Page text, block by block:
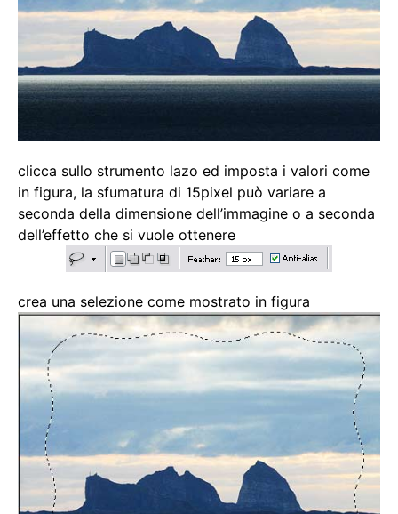
clicca sullo strumento lazo ed imposta i valori come
in figura, la sfumatura di 15pixel può variare a
seconda della dimensione dell’immagine o a seconda
dell’effetto che si vuole ottenere
crea una selezione come mostrato in figura